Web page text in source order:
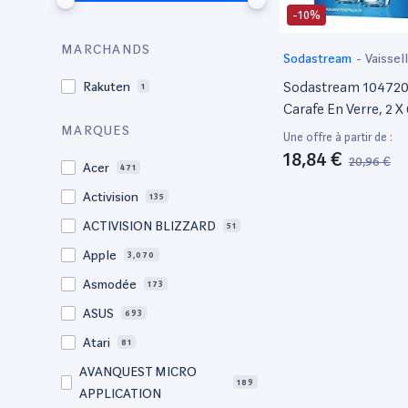
MARCHANDS
Rakuten 1
MARQUES
Acer 471
Activision 135
ACTIVISION BLIZZARD 51
Apple 3,070
Asmodée 173
ASUS 693
Atari 81
AVANQUEST MICRO
APPLICATION
189
-10%
Sodastream -
la table
Sodastream
Carafe En Verre, 2 X
Carbonateurs Cristal
Une offre à partir de :
18,84 € 20,96 €